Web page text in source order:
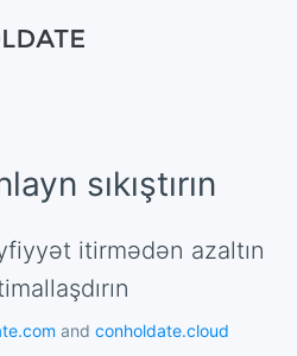
sıkıştırın
and conholdate.cloud